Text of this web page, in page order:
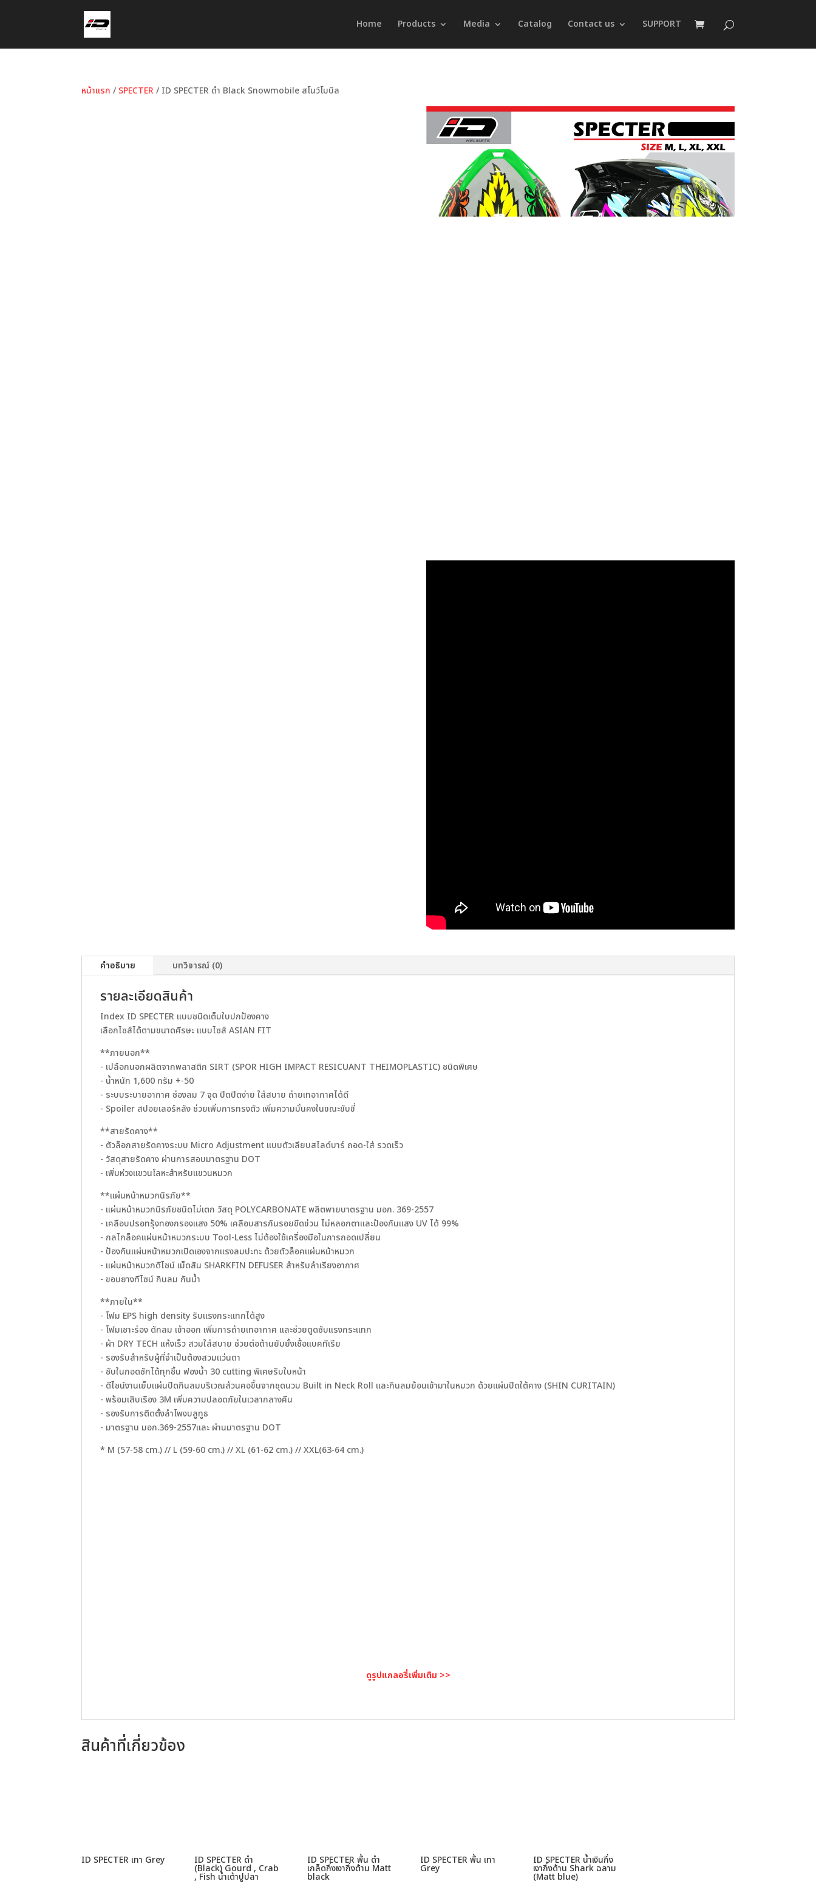
Home Products Media Catalog Contact us SUPPORT
หน้าแรก / SPECTER / ID SPECTER ดำ Black Snowmobile สโนว์โมบิล
คำอธิบาย บทวิจารณ์ (0)
รายละเอียดสินค้า
Index ID SPECTER แบบชนิดเต็มใบปกป้องคาง
เลือกไซส์ได้ตามขนาดศีรษะ แบบไซส์ ASIAN FIT
**ภายนอก**
- เปลือกนอกผลิตจากพลาสติก SIRT (SPOR HIGH IMPACT RESICUANT THEIMOPLASTIC) ชนิดพิเศษ
- นํ้าหนัก 1,600 กรัม +-50
- ระบบระบายอากาศ ช่องลม 7 จุด ปิดปิดง่าย ใส่สบาย ถ่ายเทอากาศได้ดี
- Spoiler สปอยเลอร์หลัง ช่วยเพิ่มการทรงตัว เพิ่มความมั่นคงในขณะขับขี่
**สายรัดคาง**
- ตัวล็อกสายรัดคางระบบ Micro Adjustment แบบตัวเลียบสไลด์บาร์ ถอด-ใส่ รวดเร็ว
- วัสดุสายรัดคาง ผ่านการสอบมาตรฐาน DOT
- เพิ่มห่วงแขวนโลหะสำหรับแขวนหมวก
**แผ่นหน้าหมวกนิรภัย**
- แผ่นหน้าหมวกนิรภัยชนิดไม่เตก วัสดุ POLYCARBONATE พลิตพายบาตรฐาน มอก. 369-2557
- เคลือบปรอทรุ้งทองกรองแสง 50% เคลือบสารกันรอยขีดข่วน ไม่หลอกตาและป้องกันแสง UV ได้ 99%
- กลไกล็อคแผ่นหน้าหมวกระบบ Tool-Less ไม่ต้องใช้เครื่องมือในการถอดเปลี่ยน
- ป้องกันแผ่นหน้าหมวกเปิดเองจากแรงลมปะทะ ด้วยตัวล็อคแผ่นหน้าหมวก
- แผ่นหน้าหมวกดีไซน์ เม็ดสัน SHARKFIN DEFUSER สำหรับลำเรียงอากาศ
- ขอบยางทีไซน์ กินลม กันน้ำ
**ภายใน**
- โฟม EPS high density รับแรงกระแทกได้สูง
- โฟมเซาะร่อง ดักลม เข้าออก เพิ่มการถ่ายเทอากาศ และช่วยดูดซับแรงกระแทก
- ผ้า DRY TECH แห้งเร็ว สวมใส่สบาย ช่วยต่อต้านยับยั้งเชื้อแบคทีเรีย
- รองรับสำหรับผู้ที่จําเป็นต้องสวมแว่นตา
- ซับในกอดซักได้ทุกชิ้น ฟองนํ้า 30 cutting พิเศษรับใบหน้า
- ดีไซน์งานเย็บแผ่นปิดกินลมบริเวณส่วนคอขึ้นจากชุดนวม Built in Neck Roll และกินลมย้อนเข้ามาในหมวก ด้วยแผ่นปิดใต้คาง (SHIN CURITAIN)
- พร้อมเสิบเรือง 3M เพิ่มความปลอดภัยในเวลากลางคืน
- รองรับการติดตั้งลำโพงบลูทูธ
- มาตรฐาน มอก.369-2557และ ผ่านมาตรฐาน DOT
* M (57-58 cm.) // L (59-60 cm.) // XL (61-62 cm.) // XXL(63-64 cm.)
ดูรูปแกลอรี่เพิ่มเติม >>
สินค้าที่เกี่ยวข้อง
ID SPECTER เทา Grey ID SPECTER ดำ
(Black) Gourd , Crab
, Fish น้ำเต้าปูปลา
ID SPECTER พื้น ดำ
เกล็ดกึ่งเงากึ่งด้าน Matt
black
ID SPECTER พื้น เทา
Grey
ID SPECTER น้ำเงินกึ่ง
เงากึ่งด้าน Shark ฉลาม
(Matt blue)